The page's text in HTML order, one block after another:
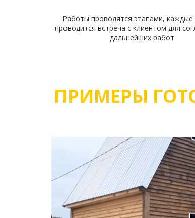
Работы проводятся этапами, каждые
проводится встреча с клиентом для
дальнейших работ
ПРИМЕРЫ